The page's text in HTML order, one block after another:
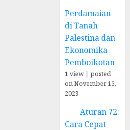
Perdamaian
di Tanah
Palestina dan
Ekonomika
Pemboikotan
1 view |posted
on November 15,
2023
Aturan 72:
Cara Cepat